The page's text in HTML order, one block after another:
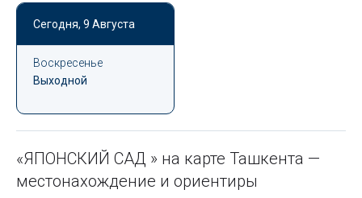
Сегодня, 9 Августа
Воскресенье
Выходной
«ЯПОНСКИЙ САД » на карте Ташкента —
местонахождение и ориентиры